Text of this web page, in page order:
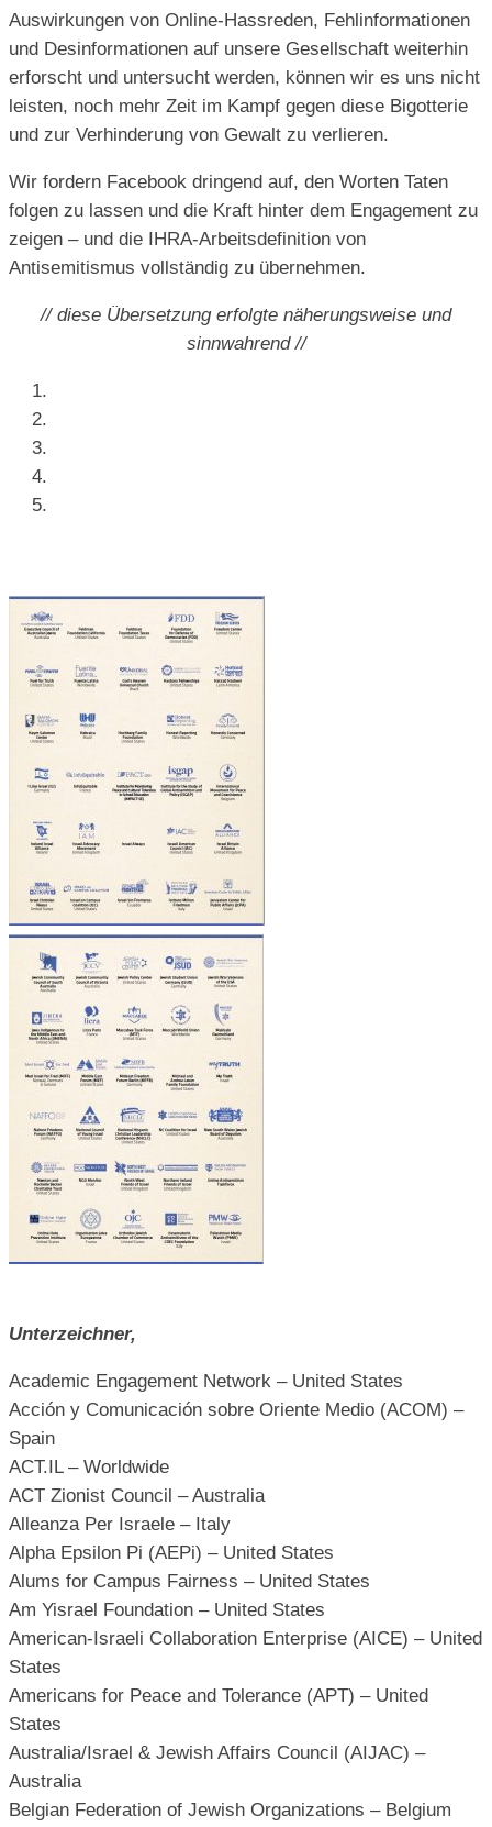
Auswirkungen von Online-Hassreden, Fehlinformationen
und Desinformationen auf unsere Gesellschaft weiterhin
erforscht und untersucht werden, können wir es uns nicht
leisten, noch mehr Zeit im Kampf gegen diese Bigotterie
und zur Verhinderung von Gewalt zu verlieren.
Wir fordern Facebook dringend auf, den Worten Taten
folgen zu lassen und die Kraft hinter dem Engagement zu
zeigen – und die IHRA-Arbeitsdefinition von
Antisemitismus vollständig zu übernehmen.
// diese Übersetzung erfolgte näherungsweise und
sinnwahrend //
Unterzeichner,
Academic Engagement Network – United States
Acción y Comunicación sobre Oriente Medio (ACOM) –
Spain
ACT.IL – Worldwide
ACT Zionist Council – Australia
Alleanza Per Israele – Italy
Alpha Epsilon Pi (AEPi) – United States
Alums for Campus Fairness – United States
Am Yisrael Foundation – United States
American-Israeli Collaboration Enterprise (AICE) – United
States
Americans for Peace and Tolerance (APT) – United
States
Australia/Israel & Jewish Affairs Council (AIJAC) –
Australia
Belgian Federation of Jewish Organizations – Belgium